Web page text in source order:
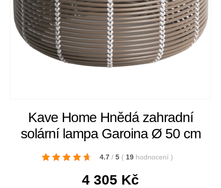
Kave Home Hnědá zahradní
solární lampa Garoina Ø 50 cm
4.7 / 5 ( 19 hodnocení )
4 305 Kč